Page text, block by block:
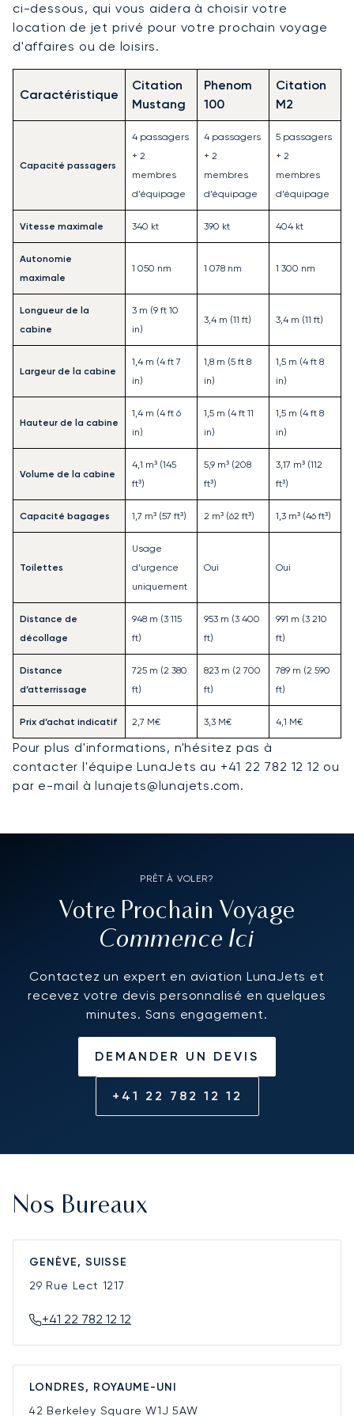
ci-dessous, qui vous aidera à choisir votre
location de jet privé pour votre prochain voyage
d'affaires ou de loisirs.
Caractéristique
Citation
Mustang
Phenom
100
Citation
M2
Capacité passagers
4 passagers
+ 2
membres
d’équipage
4 passagers
+ 2
membres
d’équipage
5 passagers
+ 2
membres
d’équipage
Vitesse maximale 340 kt 390 kt 404 kt
Autonomie
maximale
1 050 nm 1 078 nm 1 300 nm
Longueur de la
cabine
3 m (9 ft 10
in)
3,4 m (11 ft) 3,4 m (11 ft)
Largeur de la cabine
1,4 m (4 ft 7
in)
1,8 m (5 ft 8
in)
1,5 m (4 ft 8
in)
Hauteur de la cabine
1,4 m (4 ft 6
in)
1,5 m (4 ft 11
in)
1,5 m (4 ft 8
in)
Volume de la cabine
4,1 m³ (145
ft³)
5,9 m³ (208
ft³)
3,17 m³ (112
ft³)
Capacité bagages 1,7 m³ (57 ft³) 2 m³ (62 ft³) 1,3 m³ (46 ft³)
Toilettes
Usage
d’urgence
uniquement
Oui Oui
Distance de
décollage
948 m (3 115
ft)
953 m (3 400
ft)
991 m (3 210
ft)
Distance
d’atterrissage
725 m (2 380
ft)
823 m (2 700
ft)
789 m (2 590
ft)
Prix d’achat indicatif 2,7 M€ 3,3 M€ 4,1 M€
Pour plus d'informations, n'hésitez pas à
contacter l'équipe LunaJets au +41 22 782 12 12 ou
par e-mail à lunajets@lunajets.com.
PRÊT À VOLER?
Votre Prochain Voyage
Commence Ici
Contactez un expert en aviation LunaJets et
recevez votre devis personnalisé en quelques
minutes. Sans engagement.
DEMANDER UN DEVIS
+41 22 782 12 12
Nos Bureaux
GENÈVE, SUISSE
29 Rue Lect 1217
+41 22 782 12 12
LONDRES, ROYAUME-UNI
42 Berkeley SquareW1J 5AW